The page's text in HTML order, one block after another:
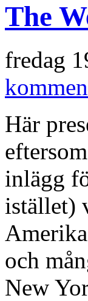
The
fredag
Här
inlägg
istället)
och
New